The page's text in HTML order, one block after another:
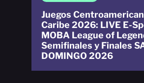
Juegos
Caribe 2026: LIVE E-
MOBA League of
Semifinales y Finales
DOMINGO 2026